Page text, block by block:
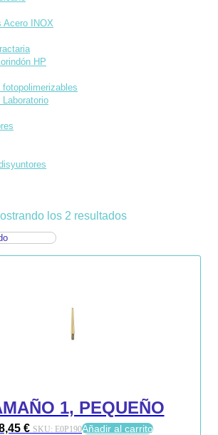
Acero INOX
HP
fotopolimerizables
Laboratorio
los 2 resultados
1, PEQUEÑO
€ SKU: E0P190Añadir al carrito